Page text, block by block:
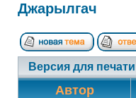
Джарылгач
Версия для печати
Автор